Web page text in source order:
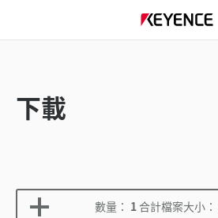
下載
數量： 1合計檔案大小：